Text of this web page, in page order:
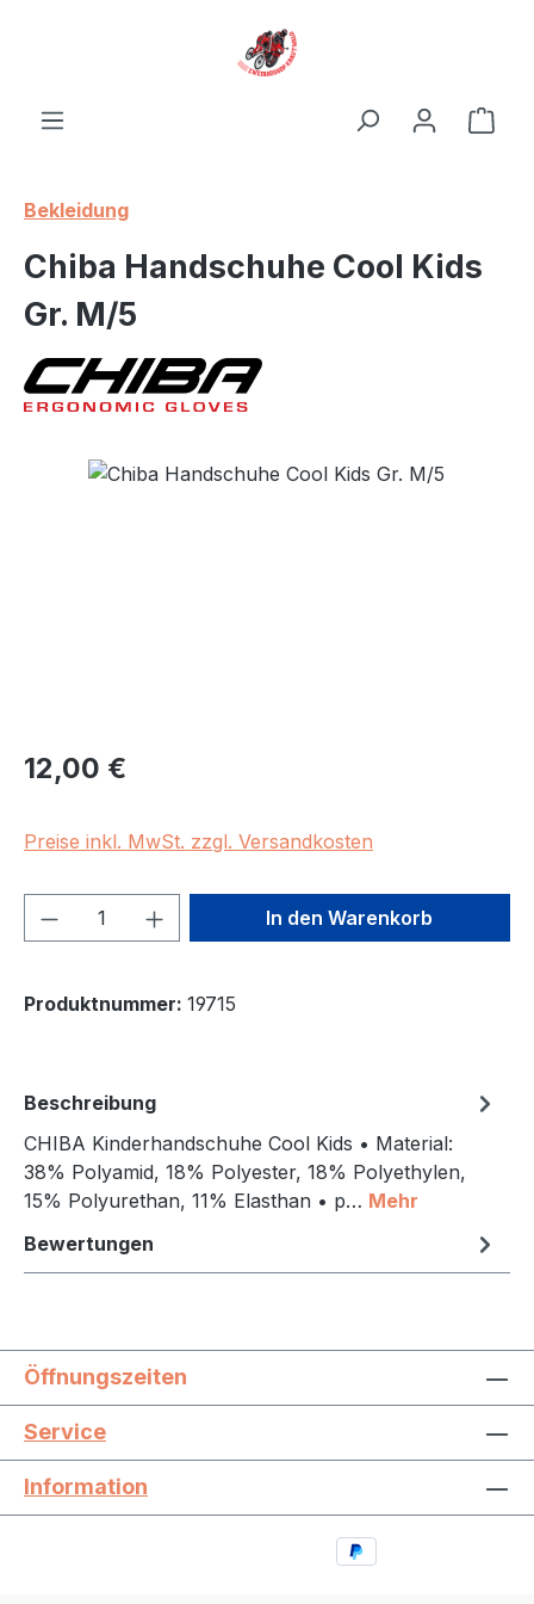
Bekleidung
Chiba Handschuhe Cool Kids
Gr. M/5
Bildergalerie überspringen
Regulärer Preis:
12,00 €
Preise inkl. MwSt. zzgl. Versandkosten
Produkt Anzahl: Gib denIn den Warenkorb
Produktnummer: 19715
Beschreibung
CHIBA Kinderhandschuhe Cool Kids • Material:
38% Polyamid, 18% Polyester, 18% Polyethylen,
15% Polyurethan, 11% Elasthan • p… Mehr
Bewertungen
Öffnungszeiten
Service
Information